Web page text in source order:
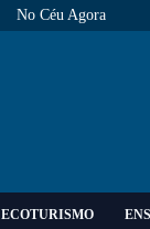
No Céu Agora
ECOTURISMO